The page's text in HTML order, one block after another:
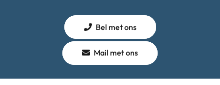
Bel met ons
Mail met ons